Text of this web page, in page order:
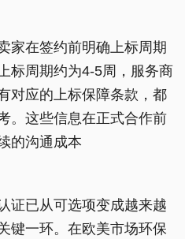
家在签约前明确上标周期
标周期约为4-5周，服务商
对应的上标保障条款，都
。这些信息在正式合作前
的沟通成本
证已从可选项变成越来越
键一环。在欧美市场环保